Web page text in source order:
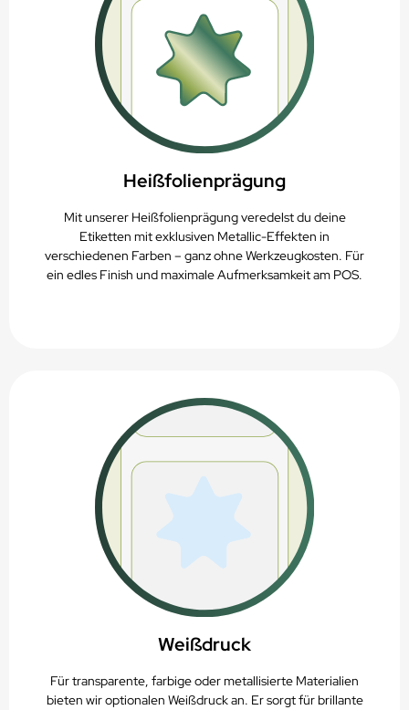
Heißfolienprägung
Mit unserer Heißfolienprägung veredelst du deine
Etiketten mit exklusiven Metallic-Effekten in
verschiedenen Farben – ganz ohne Werkzeugkosten. Für
ein edles Finish und maximale Aufmerksamkeit am POS.
Weißdruck
Für transparente, farbige oder metallisierte Materialien
bieten wir optionalen Weißdruck an. Er sorgt für brillante